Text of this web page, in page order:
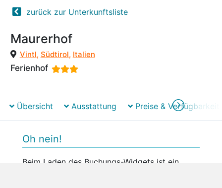
zurück zur Unterkunftsliste
Maurerhof
Vintl, Südtirol, Italien
Ferienhof
Übersicht Ausstattung Preise & Verfügbarkeit
Oh nein!
Beim Laden des Buchungs-Widgets ist ein